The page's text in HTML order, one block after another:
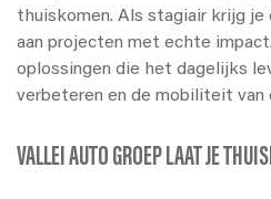
thuiskomen. Als stagiair krijg je
aan projecten met echte
oplossingen die het dagelijks
verbeteren en de mobiliteit
VALLEI AUTO GROEP LAAT JE